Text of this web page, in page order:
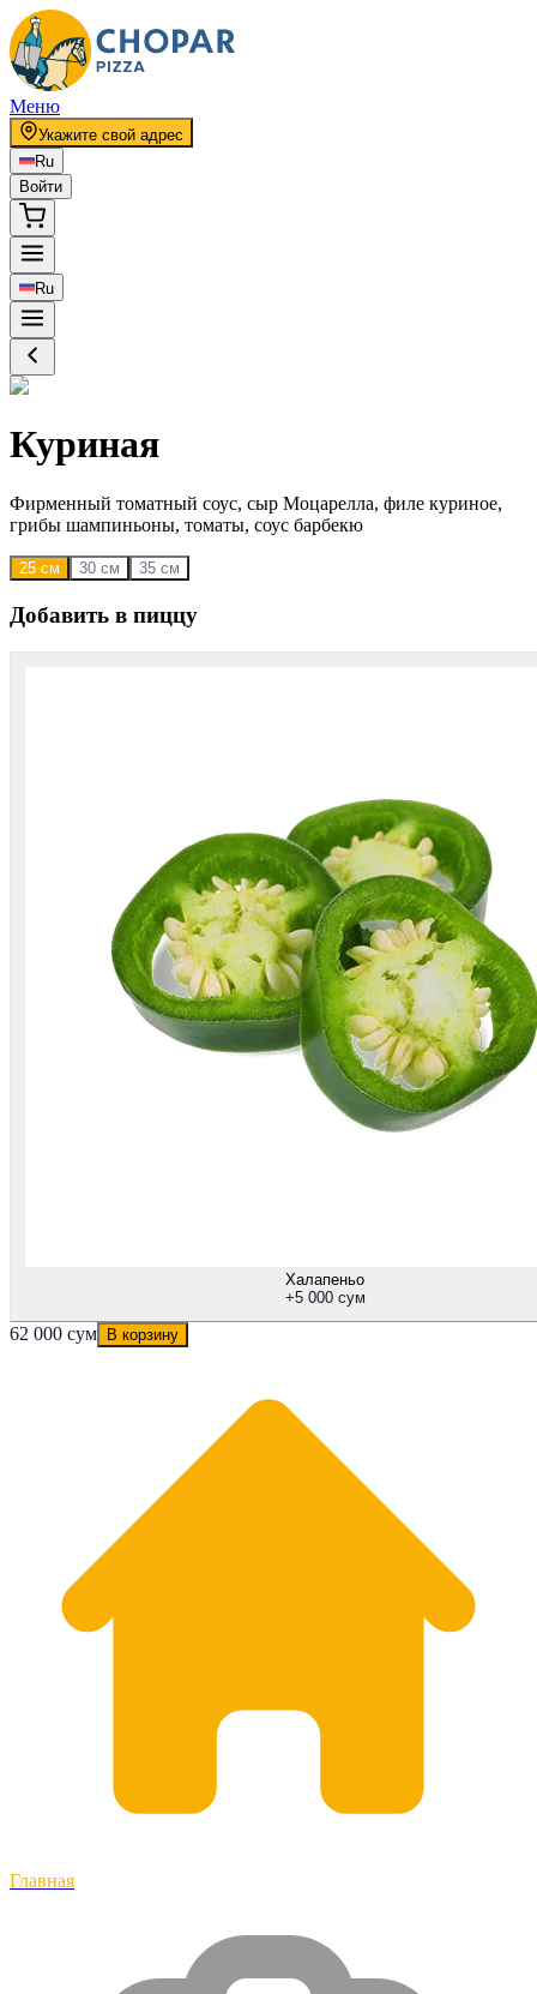
Меню
Укажите свой адрес
Ru
Войти
Ru
Куриная
Фирменный томатный соус, сыр Моцарелла, филе куриное,
грибы шампиньоны, томаты, соус барбекю
25 см 30 см 35 см
Добавить в пиццу
Халапеньо
+5 000 сум
62 000 сум В корзину
Главная